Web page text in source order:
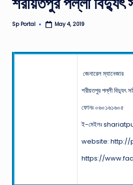
Posted
Sp Portal May 4, 2019
জেনারেল ম্যানেজার
শরীয়তপুর পল্লী বিদ্যুৎ
ফোনঃ ০৬০১৬১৬০৫
ই-মেইলঃ
website: http://
https://